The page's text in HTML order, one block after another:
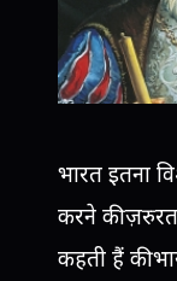
भारत इतना
करने की ज़रुरत
कहती हैं की